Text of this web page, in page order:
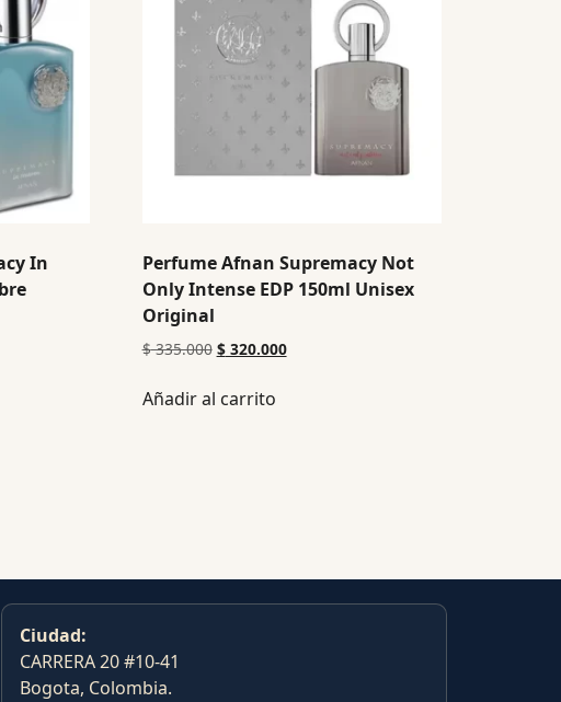
In
Perfume Afnan Supremacy Not
Only Intense EDP 150ml Unisex
Original
$335.000 $320.000
Añadir al carrito
Ciudad:
CARRERA 20 #10-41
Bogota, Colombia.